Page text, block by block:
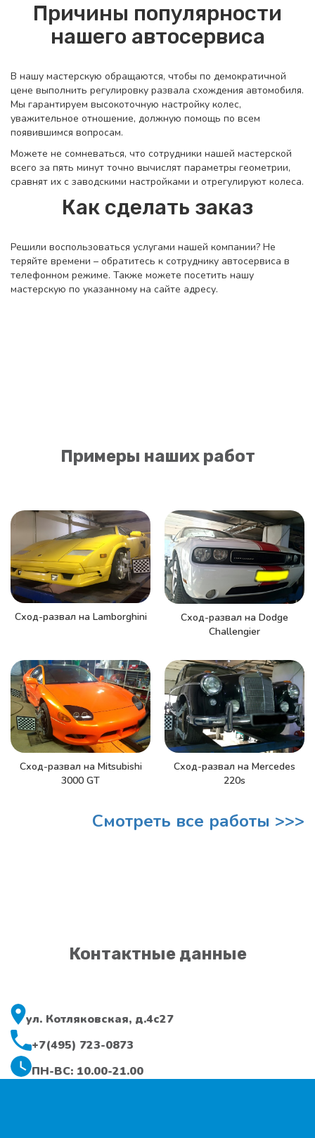
Причины популярности
нашего автосервиса
В нашу мастерскую обращаются, чтобы по демократичной
цене выполнить регулировку развала схождения автомобиля.
Мы гарантируем высокоточную настройку колес,
уважительное отношение, должную помощь по всем
появившимся вопросам.
Можете не сомневаться, что сотрудники нашей мастерской
всего за пять минут точно вычислят параметры геометрии,
сравнят их с заводскими настройками и отрегулируют колеса.
Как сделать заказ
Решили воспользоваться услугами нашей компании? Не
теряйте времени – обратитесь к сотруднику автосервиса в
телефонном режиме. Также можете посетить нашу
мастерскую по указанному на сайте адресу.
Примеры наших работ
Сход-развал на Lamborghini
Сход-развал на Dodge
Challengier
Сход-развал на Mitsubishi
3000 GT
Сход-развал на Mercedes
220s
Смотреть все работы >>>
Контактные данные
ул. Котляковская, д.4с27
+7(495) 723-0873
ПН-ВС: 10.00-21.00